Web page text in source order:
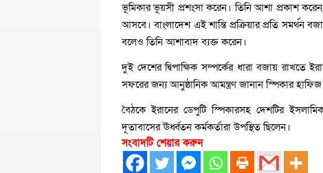
ভূমিকার ভূয়সী প্রশংসা করেন। তিনি আশা প্রকাশ করেন,
আসবে। বাংলাদেশ এই শান্তি প্রক্রিয়ার প্রতি সমর্থন
বলেও তিনি আশাবাদ ব্যক্ত করেন।
দুই দেশের দ্বিপাক্ষিক সম্পর্কের ধারা বজায় রাখতে
সফরের জন্য আনুষ্ঠানিক আমন্ত্রণ জানান স্পিকার
বৈঠকে ইরানের ডেপুটি স্পিকারসহ দেশটির
দূতাবাসের ঊর্ধ্বতন কর্মকর্তারা উপস্থিত ছিলেন।
সংবাদটি শেয়ার করুন